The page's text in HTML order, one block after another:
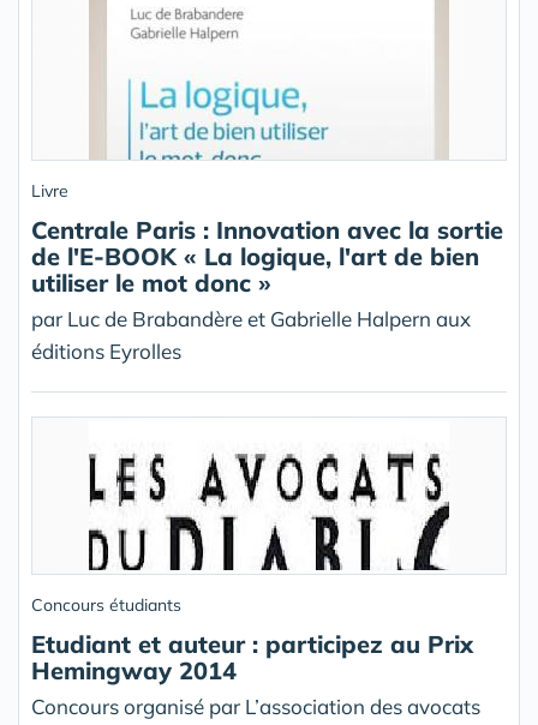
Livre
Centrale Paris : Innovation avec la sortie
de l'E-BOOK « La logique, l'art de bien
utiliser le mot donc »
par Luc de Brabandère et Gabrielle Halpern aux
éditions Eyrolles
Concours étudiants
Etudiant et auteur : participez au Prix
Hemingway 2014
Concours organisé par L’association des avocats